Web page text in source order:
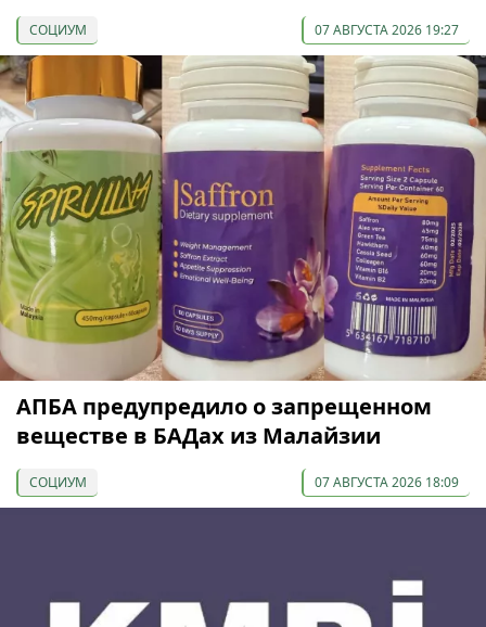
СОЦИУМ 07 АВГУСТА 2026 19:27
АПБА предупредило о запрещенном
веществе в БАДах из Малайзии
СОЦИУМ 07 АВГУСТА 2026 18:09